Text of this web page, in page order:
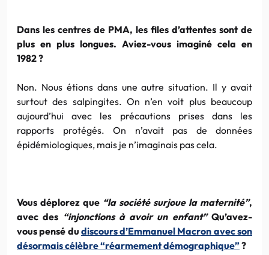
Dans les centres de PMA, les files d’attentes sont de
plus en plus longues. Aviez-vous imaginé cela en
1982 ?
Non. Nous étions dans une autre situation. Il y avait
surtout des salpingites. On n’en voit plus beaucoup
aujourd’hui avec les précautions prises dans les
rapports protégés. On n’avait pas de données
épidémiologiques, mais je n’imaginais pas cela.
Vous déplorez que “la société surjoue la maternité”,
avec des “injonctions à avoir un enfant”Qu’avez-
vous pensé du discours d’Emmanuel Macron avec son
désormais célèbre “réarmement démographique”?